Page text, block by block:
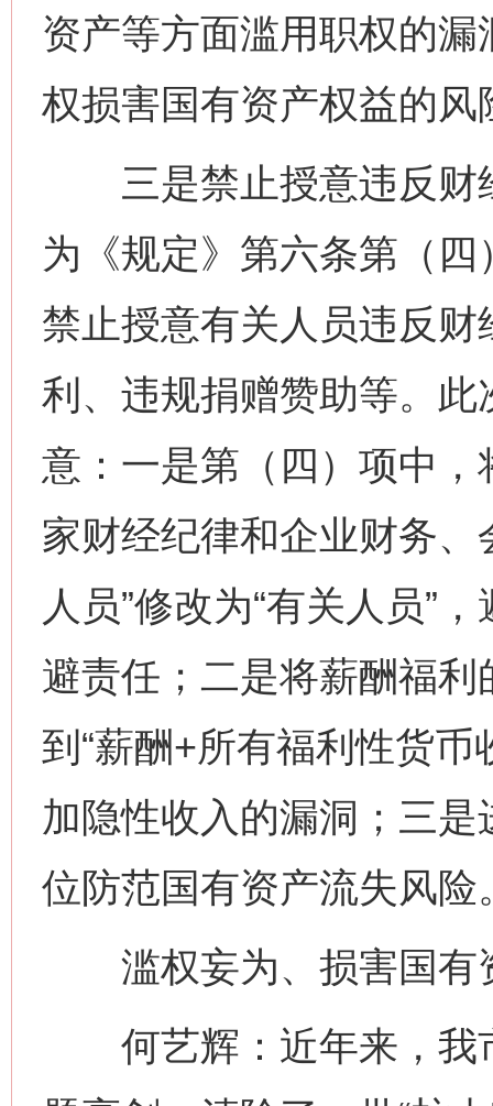
资产等方面滥用职权的
权损害国有资产权益的风
三是禁止授意违反财
为《规定》第六条第（
禁止授意有关人员违反
利、违规捐赠赞助等。
意：一是第（四）项中
家财经纪律和企业财务
人员”修改为“有关人员”
避责任；二是将薪酬福利
到“薪酬+所有福利性货
加隐性收入的漏洞；三
位防范国有资产流失风险
滥权妄为、损害国有
何艺辉：近年来，我